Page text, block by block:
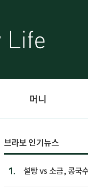
머니
브라보 인기뉴스
1. 설탕 vs 소금, 콩국